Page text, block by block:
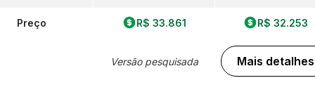
Preço R$ 33.861
Versão pesquisada
R$ 32.253
Mais detalhes